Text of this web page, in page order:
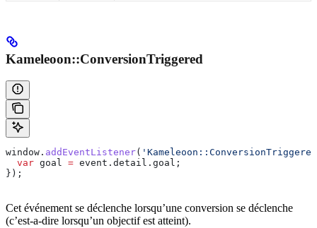
Kameleoon::ConversionTriggered
window . addEventListener(
  var
goal = event . detail . goal ;
});
Cet événement se déclenche lorsqu’une conversion se déclenche
(c’est-a-dire lorsqu’un objectif est atteint).